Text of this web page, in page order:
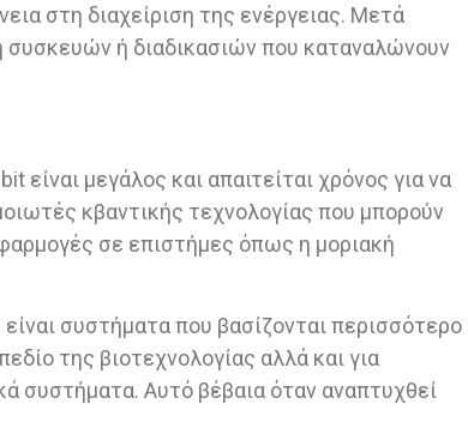
στη διαχείριση της ενέργειας. Μετά
συσκευών ή διαδικασιών που καταναλώνουν
μεγάλος και απαιτείται χρόνος για να
κβαντικής τεχνολογίας που μπορούν
σε επιστήμες όπως η μοριακή
συστήματα που βασίζονται περισσότερο
της βιοτεχνολογίας αλλά και για
συστήματα. Αυτό βέβαια όταν αναπτυχθεί